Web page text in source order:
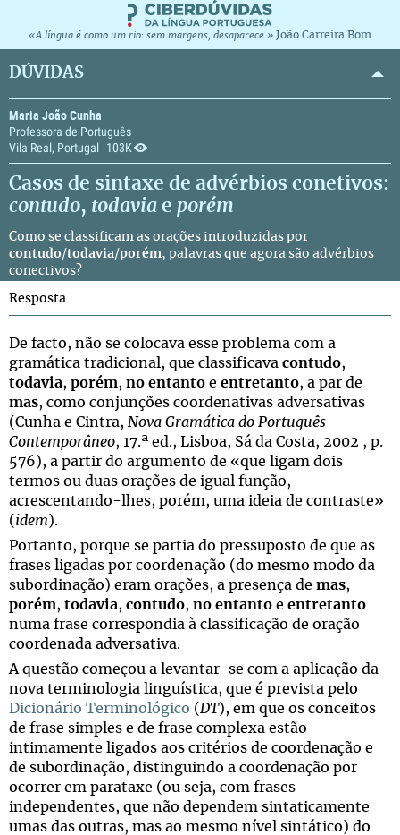
«A língua é como um rio: sem margens, desaparece.» João Carreira Bom
DÚVIDAS
Maria João Cunha
Professora de Português
Vila Real, Portugal
103K
Casos de sintaxe de advérbios conetivos:
contudo, todavia e porém
Como se classificam as orações introduzidas por
contudo/todavia/porém, palavras que agora são advérbios
conectivos?
Resposta
De facto, não se colocava esse problema com a
gramática tradicional, que classificava contudo,
todavia, porém, no entanto e entretanto, a par de
mas, como conjunções coordenativas adversativas
(Cunha e Cintra, Nova Gramática do Português
Contemporâneo, 17.ª ed., Lisboa, Sá da Costa, 2002 , p.
576), a partir do argumento de «que ligam dois
termos ou duas orações de igual função,
acrescentando-lhes, porém, uma ideia de contraste»
( idem).
Portanto, porque se partia do pressuposto de que as
frases ligadas por coordenação (do mesmo modo da
subordinação) eram orações, a presença de mas,
porém, todavia, contudo, no entanto e entretanto
numa frase correspondia à classificação de oração
coordenada adversativa.
A questão começou a levantar-se com a aplicação da
nova terminologia linguística, que é prevista pelo
Dicionário Terminológico ( DT), em que os conceitos
de frase simples e de frase complexa estão
intimamente ligados aos critérios de coordenação e
de subordinação, distinguindo a coordenação por
ocorrer em parataxe (ou seja, com frases
independentes, que não dependem sintaticamente
umas das outras, mas ao mesmo nível sintático) do